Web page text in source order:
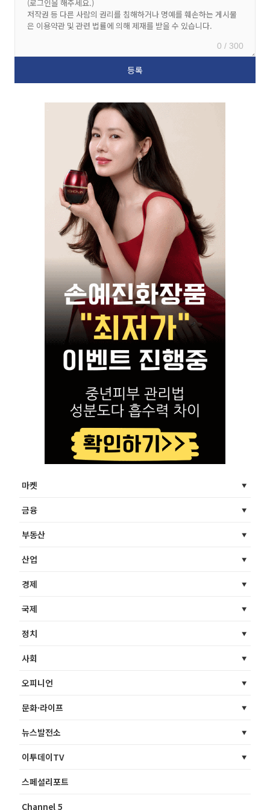
0 / 300
마켓
금융
부동산
산업
경제
국제
정치
사회
오피니언
문화·라이프
뉴스발전소
이투데이TV
스페셜리포트
Channel 5